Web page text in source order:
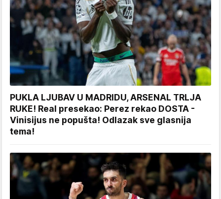
PUKLA LJUBAV U MADRIDU, ARSENAL TRLJA
RUKE! Real presekao: Perez rekao DOSTA -
Vinisijus ne popušta! Odlazak sve glasnija
tema!